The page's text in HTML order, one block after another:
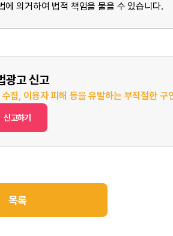
에 의거하여 법적 책임을 물을 수 있습니다.
광고 신고
집, 이용자 피해 등을 유발하는 부적절한 구
신고하기
목록